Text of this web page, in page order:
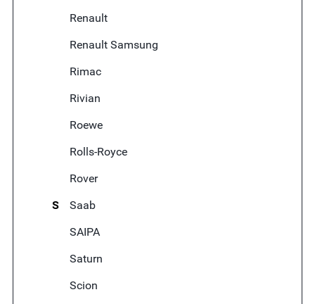
Renault
Renault Samsung
Rimac
Rivian
Roewe
Rolls-Royce
Rover
S
Saab
SAIPA
Saturn
Scion